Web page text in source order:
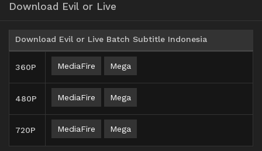
Download Evil or Live
Download Evil or Live Batch Subtitle Indonesia
360P MediaFire Mega
480P MediaFire Mega
720P MediaFire Mega